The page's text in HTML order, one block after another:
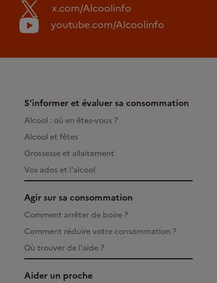
x.com/Alcoolinfo
youtube.com/Alcoolinfo
S'informer et évaluer sa consommation
Alcool : où en êtes-vous ?
Alcool et fêtes
Grossesse et allaitement
Vos ados et l'alcool
Agir sur sa consommation
Comment arrêter de boire ?
Comment réduire votre consommation ?
Où trouver de l'aide ?
Aider un proche